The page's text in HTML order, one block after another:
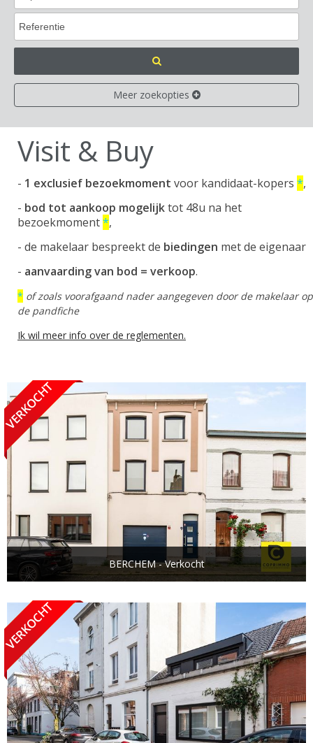
Meer zoekopties
Visit & Buy
- 1 exclusief bezoekmoment voor kandidaat-kopers *,
- bod tot aankoop mogelijktot 48u na het
bezoekmoment*,
- de makelaar bespreekt de biedingen met de eigenaar
- aanvaarding van bod = verkoop.
* of zoals voorafgaand nader aangegeven door de makelaar op
de pandfiche
Ik wil meer info over de reglementen.
BERCHEM - Verkocht